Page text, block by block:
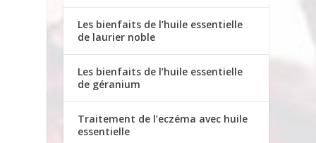
Les bienfaits de l’huile essentielle
de laurier noble
Les bienfaits de l’huile essentielle
de géranium
Traitement de l’eczéma avec huile
essentielle